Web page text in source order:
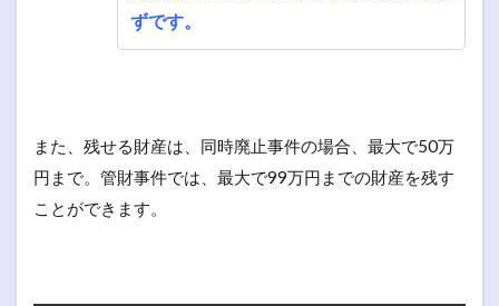
ずです。
また、残せる財産は、同時廃止事件の場合、最大で50万
円まで。管財事件では、最大で99万円までの財産を残す
ことができます。